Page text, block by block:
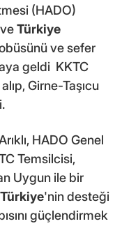
(HADO)
Türkiye
ve sefer
geldi KKTC
Girne-Taşıcu
HADO Genel
Temsilcisi,
Uygun ile bir
Türkiye'nin desteği
güçlendirmek